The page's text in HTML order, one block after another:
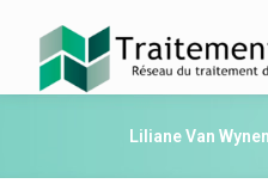
Liliane Van